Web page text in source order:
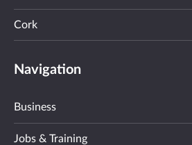
Cork
Navigation
Business
Jobs & Training